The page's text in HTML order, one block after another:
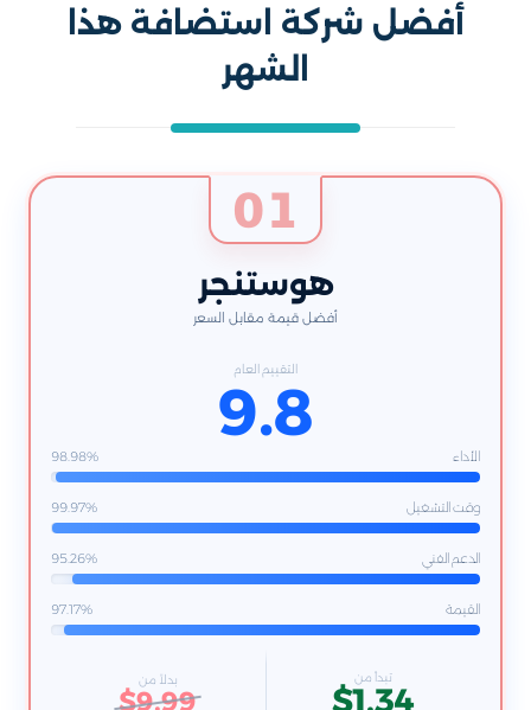
أفضل شركة استضافة هذا
الشهر
01
هوستنجر
أفضل قيمة مقابل السعر
التقييم العام
9.8
الأداء 98.98%
وقت التشغيل 99.97%
الدعم الفني 95.26%
القيمة 97.17%
بدلاً من
$9.99
تبدأ من
$1.34